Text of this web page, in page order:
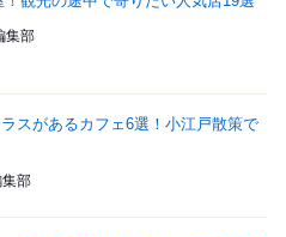
集部
ラスがあるカフェ6選！小江戸散策で
部